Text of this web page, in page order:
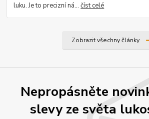
luku. Je to precizní ná...číst celé
Zobrazit všechny články
Nepropásněte
slevy ze světa